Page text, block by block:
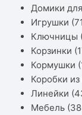
Домики
Игрушки
Ключницы
Корзинки
Кормушки
Коробки из
Линейки
Мебель